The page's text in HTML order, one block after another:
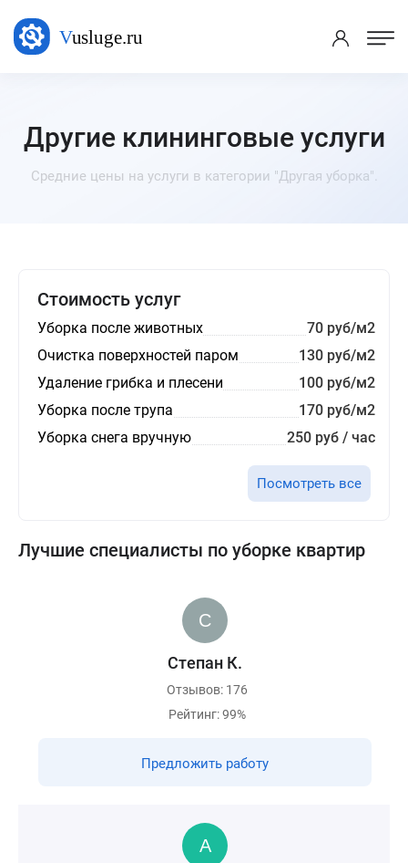
Другие клининговые услуги
Средние цены на услуги в категории "Другая уборка".
Стоимость услуг
Уборка после животных
70 руб/м2
Очистка поверхностей паром
130 руб/м2
Удаление грибка и плесени
100 руб/м2
Уборка после трупа
170 руб/м2
Уборка снега вручную
250 руб / час
Посмотреть все
Лучшие специалисты по уборке квартир
Степан К.
Отзывов: 176
Рейтинг: 99%
Предложить работу